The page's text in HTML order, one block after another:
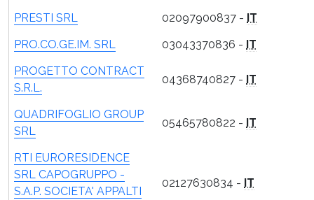
PRESTI SRL 02097900837 - IT
PRO.CO.GE.IM. SRL
03043370836 - IT
PROGETTO CONTRACT
S.R.L.
04368740827 - IT
QUADRIFOGLIO GROUP
SRL
05465780822 - IT
RTI EURORESIDENCE
SRL CAPOGRUPPO -
S.A.P. SOCIETA' APPALTI
02127630834 - IT